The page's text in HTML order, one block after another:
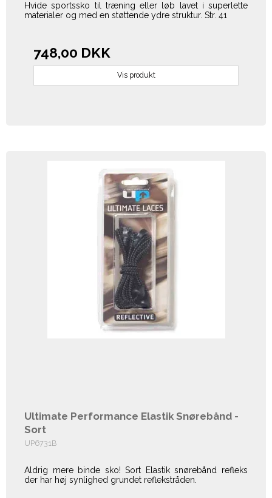
Hvide sportssko til træning eller løb lavet i superlette
materialer og med en støttende ydre struktur. Str. 41
748,00 DKK
Vis produkt
Ultimate Performance Elastik Snørebånd -
Sort
UP6731B
Aldrig mere binde sko! Sort Elastik snørebånd refleks
der har høj synlighed grundet reflekstråden.